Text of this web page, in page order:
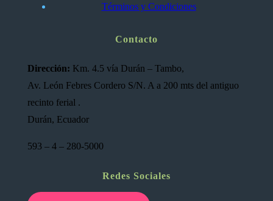
Términos y Condiciones
Contacto
Dirección: Km. 4.5 vía Durán – Tambo,
Av. León Febres Cordero S/N. A a 200 mts del antiguo
recinto ferial .
Durán, Ecuador
593 – 4 – 280-5000
Redes Sociales